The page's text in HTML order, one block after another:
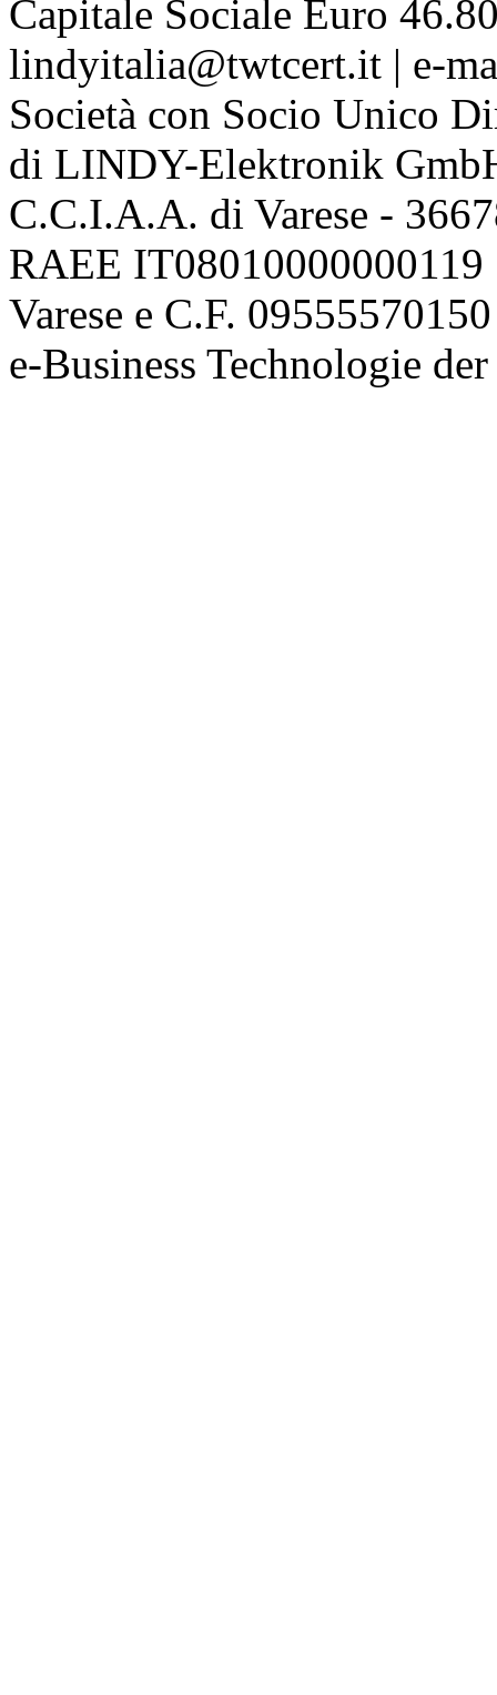
Capitale Sociale Euro
lindyitalia@twtcert.it | e-
Società con Socio Unico
di LINDY-Elektronik
C.C.I.A.A. di Varese -
RAEE
Varese e C.F. 09555570150
e-Business Technologie